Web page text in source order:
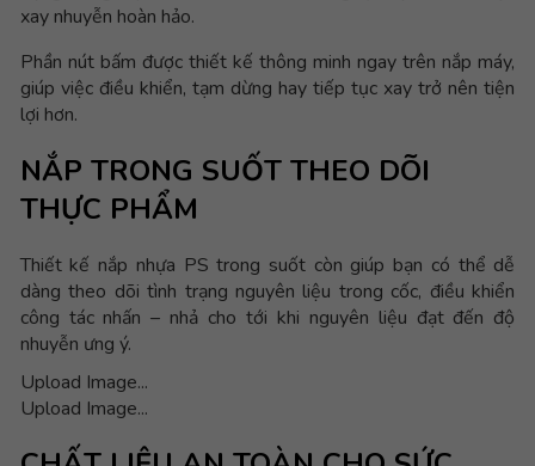
xay nhuyễn hoàn hảo.
Phần nút bấm được thiết kế thông minh ngay trên nắp máy,
giúp việc điều khiển, tạm dừng hay tiếp tục xay trở nên tiện
lợi hơn.
NẮP TRONG SUỐT THEO DÕI
THỰC PHẨM
Thiết kế nắp nhựa PS trong suốt còn giúp bạn có thể dễ
dàng theo dõi tình trạng nguyên liệu trong cốc, điều khiển
công tác nhấn – nhả cho tới khi nguyên liệu đạt đến độ
nhuyễn ưng ý.
Upload Image...
Upload Image...